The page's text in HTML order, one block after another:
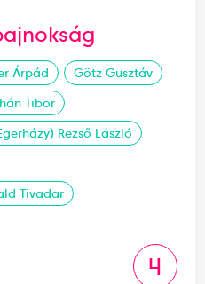
Árpád
Götz Gusztáv
Tibor
Rezső László
Tivadar
4